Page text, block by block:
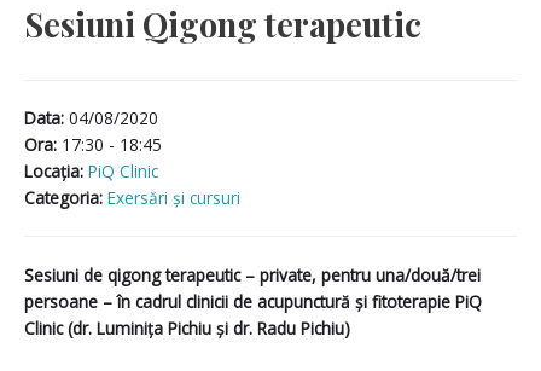
Sesiuni Qigong terapeutic
Data: 04/08/2020
Ora: 17:30 - 18:45
Locaţia: PiQ Clinic
Categoria: Exersări și cursuri
Sesiuni de qigong terapeutic – private, pentru una/două/trei
persoane – în cadrul clinicii de acupunctură și fitoterapie PiQ
Clinic (dr. Luminița Pichiu și dr. Radu Pichiu)